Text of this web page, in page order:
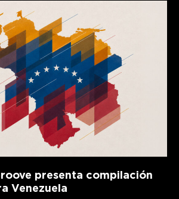
presenta compilación
Venezuela